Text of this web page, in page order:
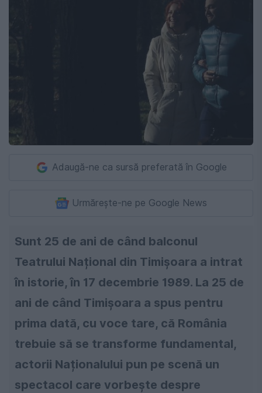
Adaugă-ne ca sursă preferată în Google
Urmărește-ne pe Google News
Sunt 25 de ani de când balconul
Teatrului Național din Timișoara a intrat
în istorie, în 17 decembrie 1989. La 25 de
ani de când Timișoara a spus pentru
prima dată, cu voce tare, că România
trebuie să se transforme fundamental,
actorii Naționalului pun pe scenă un
spectacol care vorbește despre